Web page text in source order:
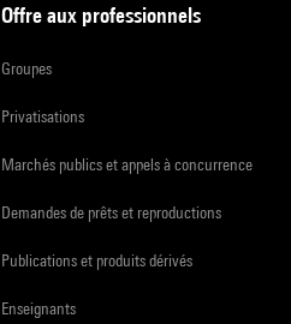
Offre aux professionnels
Groupes
Privatisations
Marchés publics et appels à concurrence
Demandes de prêts et reproductions
Publications et produits dérivés
Enseignants